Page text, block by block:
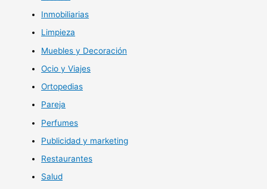
Inmobiliarias
Limpieza
Muebles y Decoración
Ocio y Viajes
Ortopedias
Pareja
Perfumes
Publicidad y marketing
Restaurantes
Salud